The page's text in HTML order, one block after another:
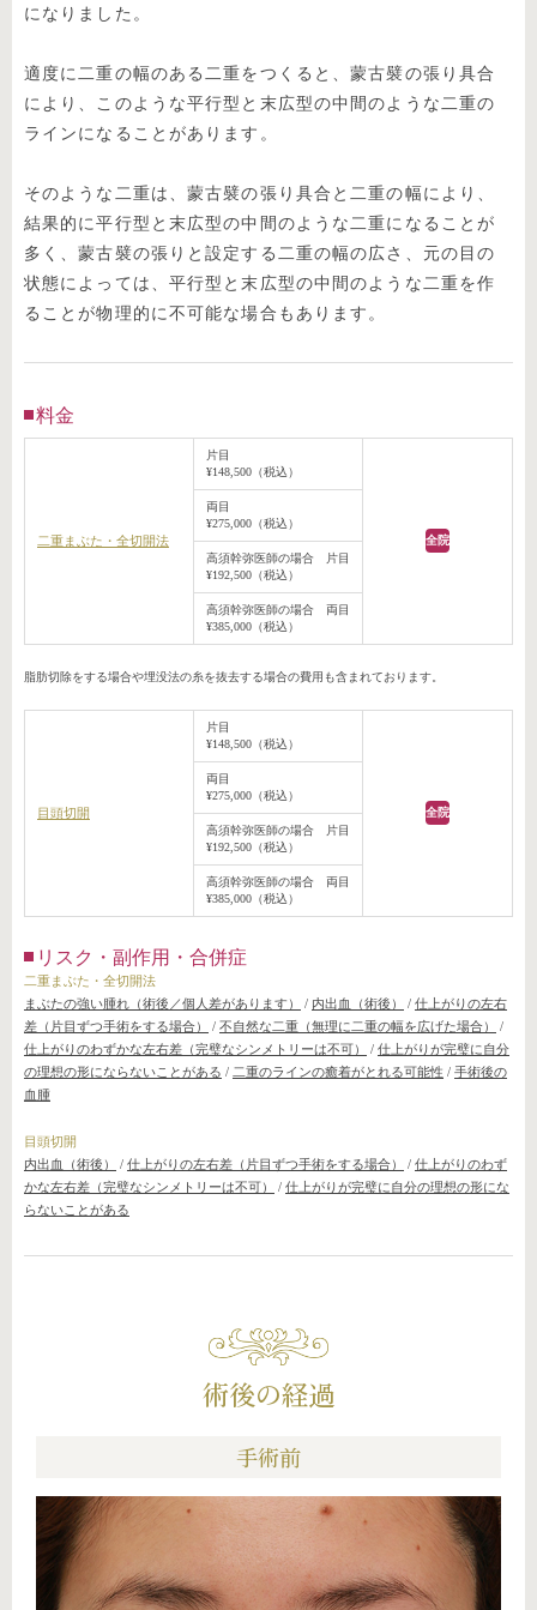
になりました。
適度に二重の幅のある二重をつくると、蒙古襞の張り具合
により、このような平行型と末広型の中間のような二重の
ラインになることがあります。
そのような二重は、蒙古襞の張り具合と二重の幅により、
結果的に平行型と末広型の中間のような二重になることが
多く、蒙古襞の張りと設定する二重の幅の広さ、元の目の
状態によっては、平行型と末広型の中間のような二重を作
ることが物理的に不可能な場合もあります。
料金
二重まぶた・全切開法
片目
¥148,500（税込）
全院
両目
¥275,000（税込）
高須幹弥医師の場合 片目
¥192,500（税込）
高須幹弥医師の場合 両目
¥385,000（税込）
脂肪切除をする場合や埋没法の糸を抜去する場合の費用も含まれております。
目頭切開
片目
¥148,500（税込）
全院
両目
¥275,000（税込）
高須幹弥医師の場合 片目
¥192,500（税込）
高須幹弥医師の場合 両目
¥385,000（税込）
リスク・副作用・合併症
二重まぶた・全切開法
まぶたの強い腫れ（術後／個人差があります）
/ 内出血（術後） / 仕上がりの左右
差（片目ずつ手術をする場合）
/ 不自然な二重（無理に二重の幅を広げた場合）
/
仕上がりのわずかな左右差（完璧なシンメトリーは不可）
/ 仕上がりが完璧に自分
の理想の形にならないことがある / 二重のラインの癒着がとれる可能性 / 手術後の
血腫
目頭切開
内出血（術後）
/ 仕上がりの左右差（片目ずつ手術をする場合） / 仕上がりのわず
かな左右差（完璧なシンメトリーは不可）
/ 仕上がりが完璧に自分の理想の形にな
らないことがある
術後の経過
手術前